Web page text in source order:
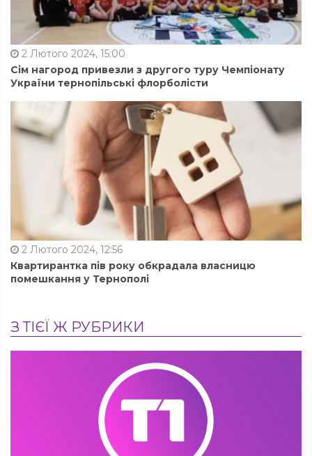
2 Лютого 2024, 15:00
Сім нагород привезли з другого туру Чемпіонату
України тернопільські флорболісти
2 Лютого 2024, 12:56
Квартирантка пів року обкрадала власницю
помешкання у Тернополі
З ТІЄЇ Ж РУБРИКИ